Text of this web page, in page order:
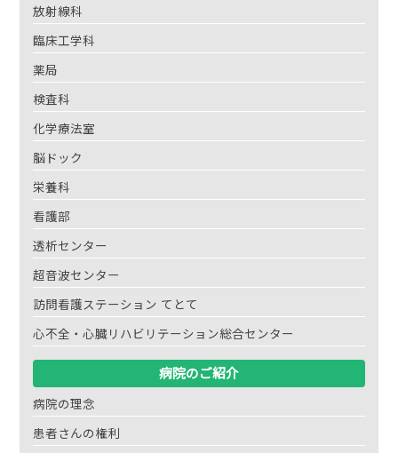
放射線科
臨床工学科
薬局
検査科
化学療法室
脳ドック
栄養科
看護部
透析センター
超音波センター
訪問看護ステーション てとて
心不全・心臓リハビリテーション総合センター
病院のご紹介
病院の理念
患者さんの権利